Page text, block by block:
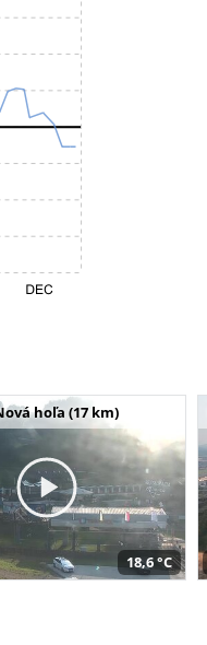
hoľa (17 km)
18,6 °C